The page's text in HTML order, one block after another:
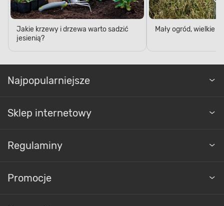
PRZYWRACA GLEBIE RÓWNOWAGĘ
Zadbaj o wysoką jakość gleby w przydomowym
Dostarczysz jej szereg niezbędnych składników
Jakie krzewy i drzewa warto sadzić
jesienią?
Mały ogród, wielkie
Najpopularniejsze
Sklep internetowy
Regulaminy
Promocje